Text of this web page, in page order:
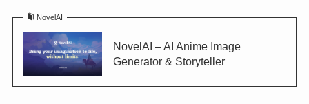
NovelAI
NovelAI – AI Anime Image
Generator & Storyteller